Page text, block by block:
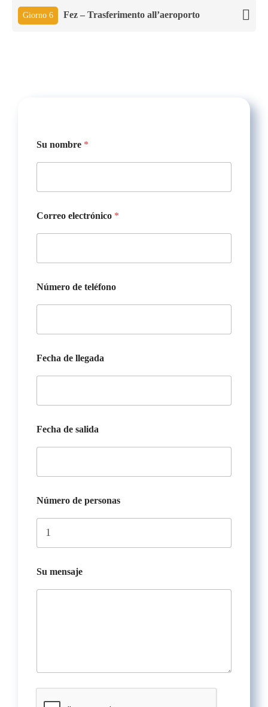
Giorno 6 Fez – Trasferimento all’aeroporto
Su nombre *
Correo electrónico *
Número de teléfono
e
e
o
a
i
a
Fecha de llegada
Fecha de salida
Número de personas
Su mensaje